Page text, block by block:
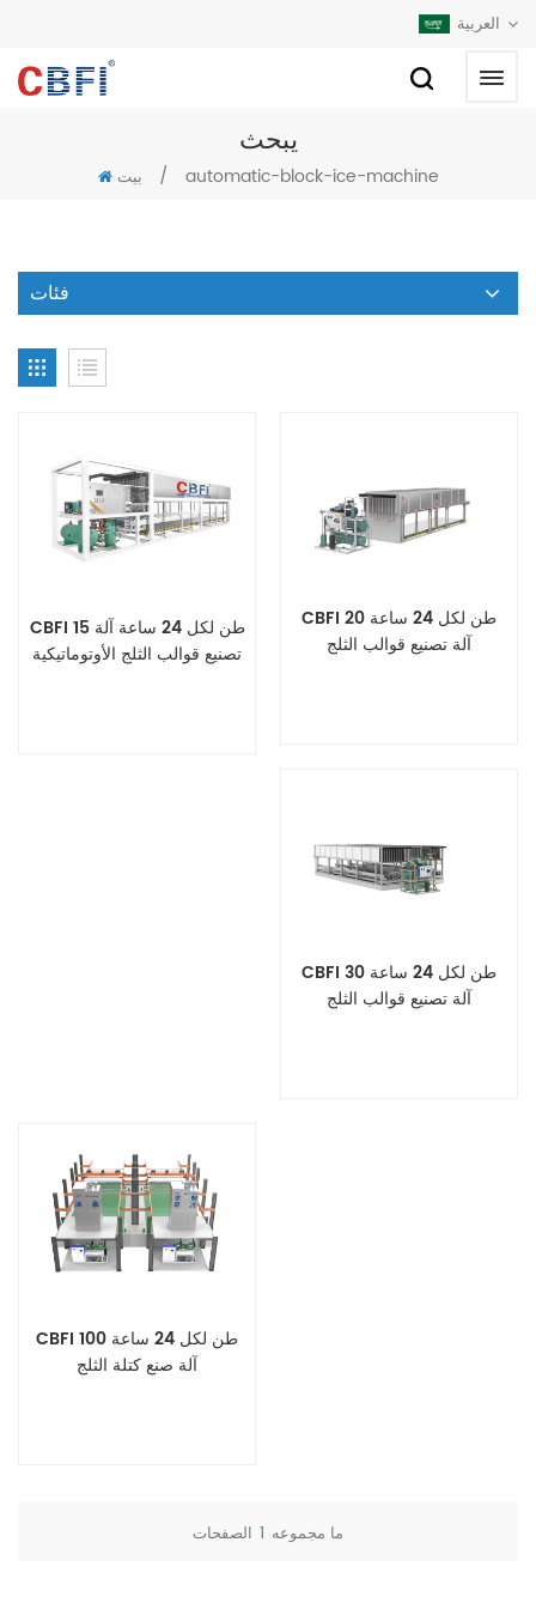
العربية
يبحث
بيت / automatic-block-ice-machine
فئات
CBFI 15 طن لكل 24 ساعة آلة
تصنيع قوالب الثلج الأوتوماتيكية
CBFI 20 طن لكل 24 ساعة
آلة تصنيع قوالب الثلج
CBFI 30 طن لكل 24 ساعة
آلة تصنيع قوالب الثلج
CBFI 100 طن لكل 24 ساعة
آلة صنع كتلة الثلج
ما مجموعه 1 الصفحات